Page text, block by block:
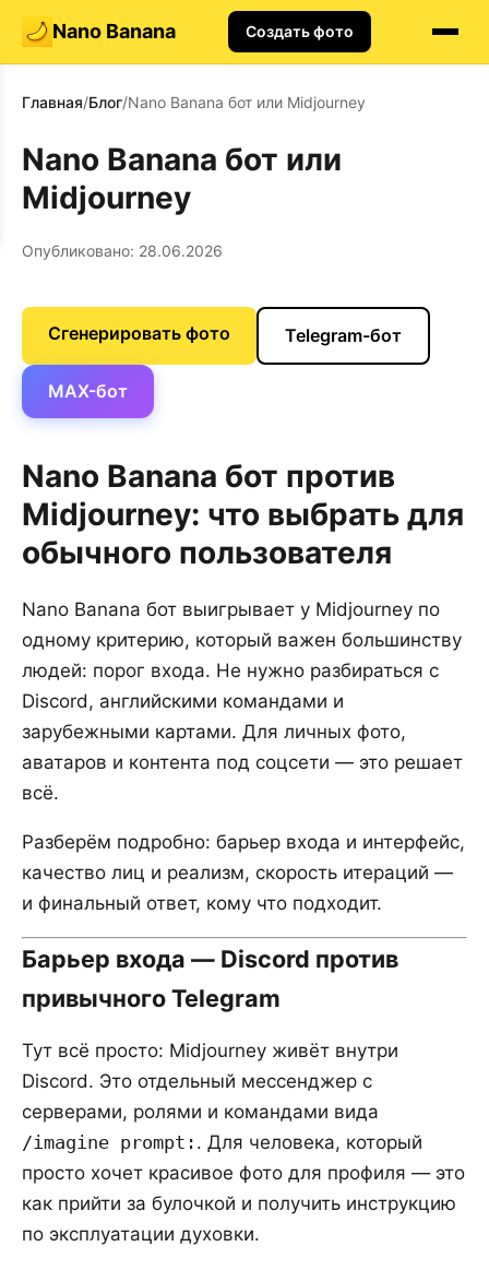
Nano Banana Создать фото
Главная/Блог/Nano Banana бот или Midjourney
Nano Banana бот или
Midjourney
Опубликовано: 28.06.2026
Сгенерировать фото Telegram-бот
MAX-бот
Nano Banana бот против
Midjourney: что выбрать для
обычного пользователя
Nano Banana бот выигрывает у Midjourney по
одному критерию, который важен большинству
людей: порог входа. Не нужно разбираться с
Discord, английскими командами и
зарубежными картами. Для личных фото,
аватаров и контента под соцсети — это решает
всё.
Разберём подробно: барьер входа и интерфейс,
качество лиц и реализм, скорость итераций —
и финальный ответ, кому что подходит.
Барьер входа — Discord против
привычного Telegram
Тут всё просто: Midjourney живёт внутри
Discord. Это отдельный мессенджер с
серверами, ролями и командами вида
/imagine prompt: . Для человека, который
просто хочет красивое фото для профиля — это
как прийти за булочкой и получить инструкцию
по эксплуатации духовки.